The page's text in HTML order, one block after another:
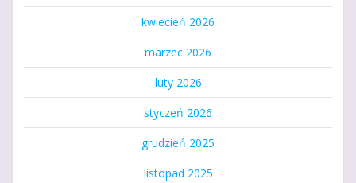
kwiecień 2026
marzec 2026
luty 2026
styczeń 2026
grudzień 2025
listopad 2025